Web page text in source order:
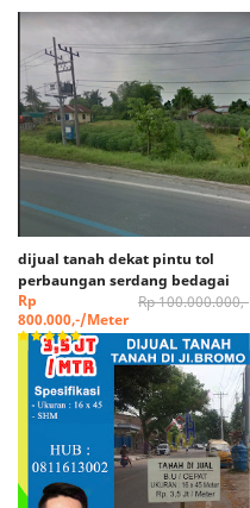
dijual tanah dekat pintu tol
perbaungan serdang bedagai
Rp 100.000.000,-
Rp
800.000,-/Meter